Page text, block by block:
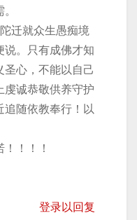
迁就众生愚痴境
说。只有成佛才知
圣心，不能以自己
虔诚恭敬供养守护
追随依教奉行！以
！！！
登录以回复